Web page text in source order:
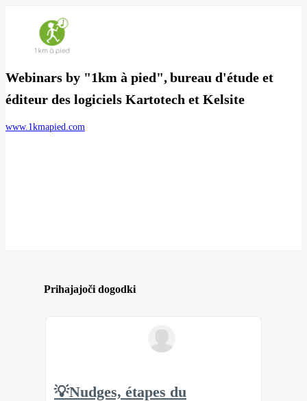
Webinars by "1km à pied", bureau d'étude et
éditeur des logiciels Kartotech et Kelsite
www.1kmapied.com
Prihajajoči dogodki
💡Nudges, étapes du